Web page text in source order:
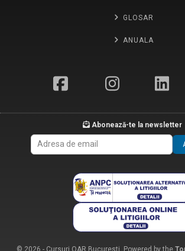
GLOSAR
ANUALA
Abonează-te la newsletter
© 2026 - Cursuri OAR Bucuresti. Powered by the